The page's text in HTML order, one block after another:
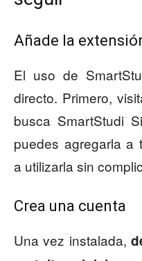
Añade la
El uso de
directo. Primero,
busca SmartStudi
puedes agregarla a
a utilizarla sin
Crea una cuenta
Una vez instalada,